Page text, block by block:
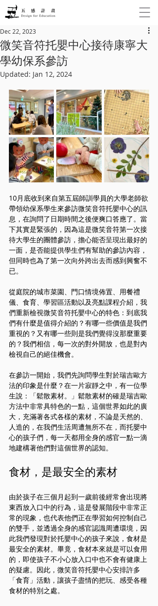
微笑音符托嬰中心接待康寧大
學幼保系參訪
Dec 22, 2023
Updated: Jan 12, 2024
10月底收到來自第五屆師訓學員的大學老師欲
帶領幼保系學生來參訪微笑音符托嬰中心的訊
息，在詢問了日期時間之後便爽口答應了。當
下其實是緊張的，因為這是微笑音符第一次接
待大學生的團體參訪，擔心能否呈現出最好的
一面，是否能提供學生們有幫助的參訪內容，
但同時也為了第一次向外跨出去而感到興奮不
已。
從庭院的城市菜園、門口情境佈置、用餐禮
儀、食育、學習區活動以及亮點課程介紹，我
們重新檢視微笑音符托嬰中心的特色：到底我
們有什麼是值得介紹的？有哪一些價值是我們
重視的？又有哪一些則是我們覺得沒那麼重要
的？我們相信，每一次的對外開放，也是對內
檢視自己的絕佳機會。
在參訪一開始，我們先詢問學生對於瑞吉歐方
法的印象是什麼？在一片寂靜之中，有一位學
生說：「鬆散素材。」鬆散素材的確是瑞吉歐
方法中非常具特色的一點，這個世界如此的廣
大，充滿著各式各樣的素材，不論是天然的、
人造的，在我們生活周遭無所不在，而托嬰中
心的孩子們，每一天都用全身的感官一點一滴
地建構著他們對這個世界的認知。
食材，是最安全的素材
由於孩子在三個月起到一歲前後經常會出現將
東西放入口中的行為，這是發展階段中非常正
常的現象，也代表他們正在學習如何控制自己
的雙手，並透過全身的感官認識周遭環境，因
此我們發現對於托嬰中心的孩子來說，食材是
最安全的素材。畢竟，食材本來就是可以食用
的，即使孩子不小心放入口中也不會有健康上
的疑慮。因此，微笑音符托嬰中心安排許多
「食育」活動，讓孩子盡情的把玩、感受各種
食材的特別之處。